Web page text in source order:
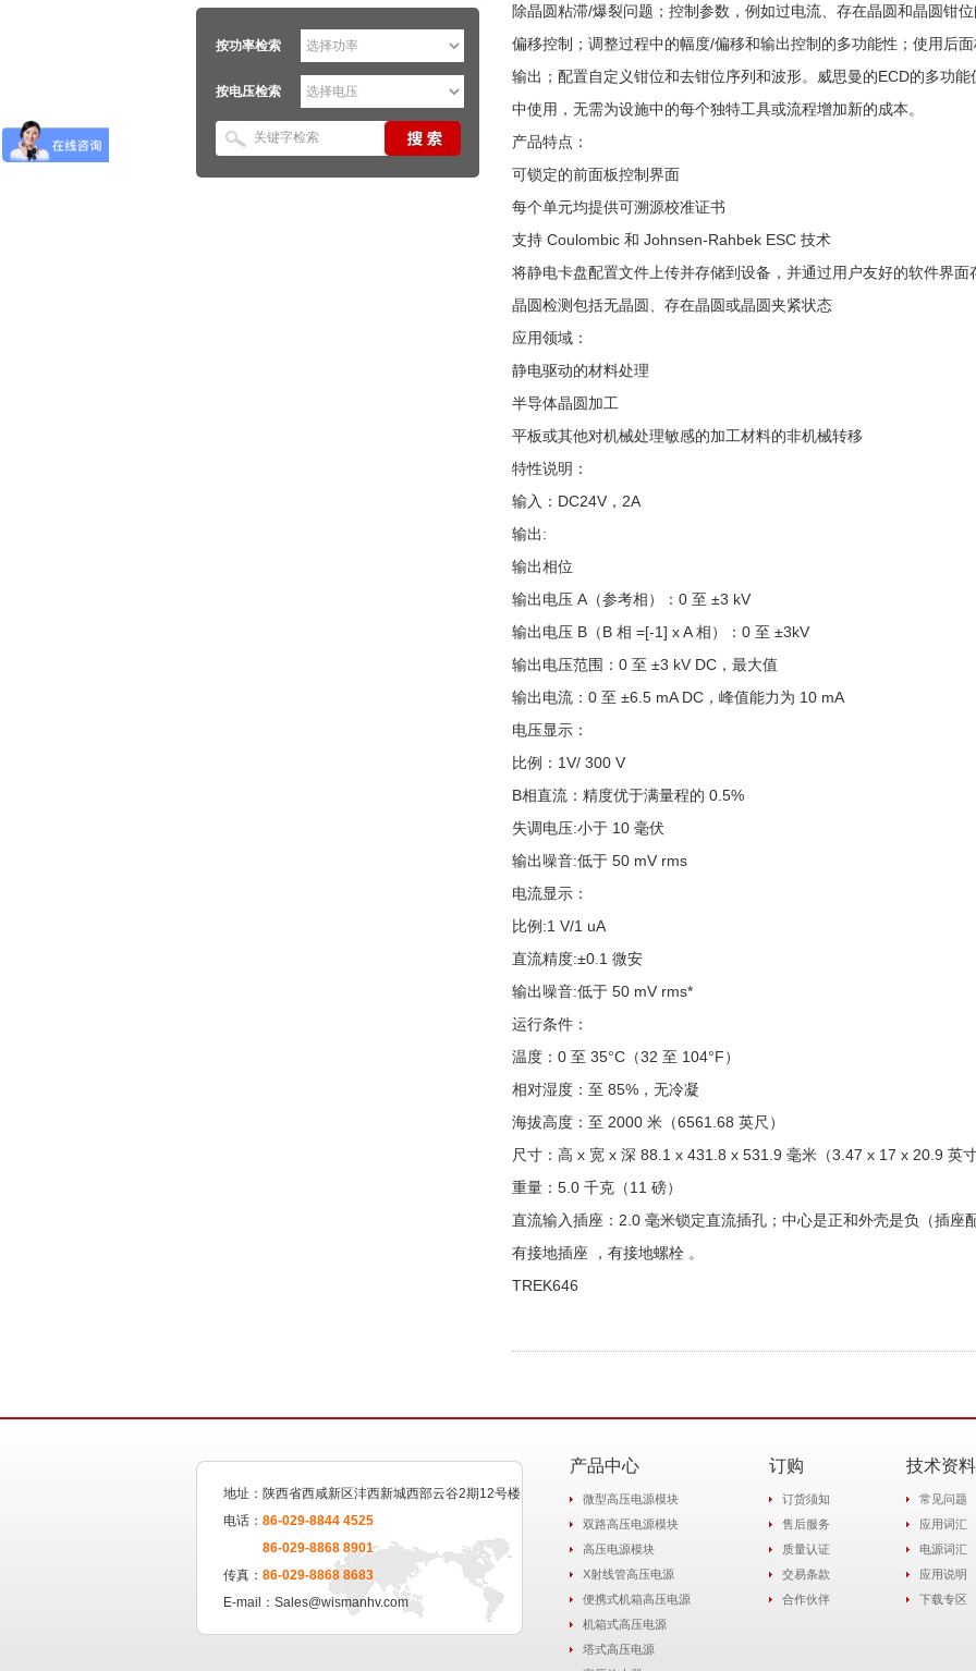
按功率检索
按电压检索
除晶圆粘滞/爆裂问题；控制参数，例如过电流、存在晶圆和晶圆钳
偏移控制；调整过程中的幅度/偏移和输出控制的多功能性；使用后
输出；配置自定义钳位和去钳位序列和波形。威思曼的ECD的多功
中使用，无需为设施中的每个独特工具或流程增加新的成本。
产品特点：
可锁定的前面板控制界面
每个单元均提供可溯源校准证书
支持 Coulombic 和 Johnsen-Rahbek ESC 技术
将静电卡盘配置文件上传并存储到设备，并通过用户友好的软件界面
晶圆检测包括无晶圆、存在晶圆或晶圆夹紧状态
应用领域：
静电驱动的材料处理
半导体晶圆加工
平板或其他对机械处理敏感的加工材料的非机械转移
特性说明：
输入：DC24V，2A
输出:
输出相位
输出电压 A（参考相）：0 至 ±3 kV
输出电压 B（B 相 =[-1] x A 相）：0 至 ±3kV
输出电压范围：0 至 ±3 kV DC，最大值
输出电流：0 至 ±6.5 mA DC，峰值能力为 10 mA
电压显示：
比例：1V/ 300 V
B相直流：精度优于满量程的 0.5%
失调电压:小于 10 毫伏
输出噪音:低于 50 mV rms
电流显示：
比例:1 V/1 uA
直流精度:±0.1 微安
输出噪音:低于 50 mV rms*
运行条件：
温度：0 至 35°C（32 至 104°F）
相对湿度：至 85%，无冷凝
海拔高度：至 2000 米（6561.68 英尺）
尺寸：高 x 宽 x 深 88.1 x 431.8 x 531.9 毫米（3.47 x 17 x 20.9 英
重量：5.0 千克（11 磅）
直流输入插座：2.0 毫米锁定直流插孔；中心是正和外壳是负（插座
有接地插座 ，有接地螺栓 。
TREK646
地址：陕西省西咸新区沣西新城西部云谷2期12号楼
电话： 86-029-8844 4525
86-029-8868 8901
传真： 86-029-8868 8683
E-mail：Sales@wismanhv.com
产品中心
微型高压电源模块
双路高压电源模块
高压电源模块
X射线管高压电源
便携式机箱高压电源
机箱式高压电源
塔式高压电源
订购
订货须知
售后服务
质量认证
交易条款
合作伙伴
技术资料
常见问题
应用词汇
电源词汇
应用说明
下载专区